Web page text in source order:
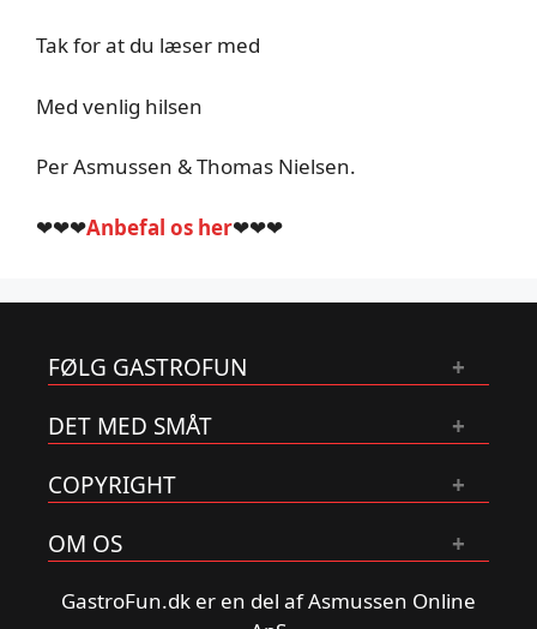
Tak for at du læser med
Med venlig hilsen
Per Asmussen & Thomas Nielsen.
❤❤❤Anbefal os her❤❤❤
FØLG GASTROFUN
DET MED SMÅT
COPYRIGHT
OM OS
GastroFun.dk er en del af Asmussen Online